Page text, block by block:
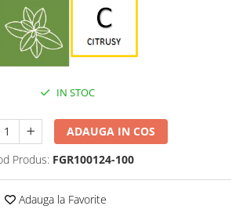
IN STOC
ADAUGA IN COS
Produs: FGR100124-100
Adauga la Favorite